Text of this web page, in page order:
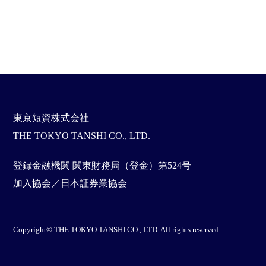
東京短資株式会社
THE TOKYO TANSHI CO., LTD.
登録金融機関 関東財務局（登金）第524号
加入協会／日本証券業協会
Copyright© THE TOKYO TANSHI CO., LTD. All rights reserved.